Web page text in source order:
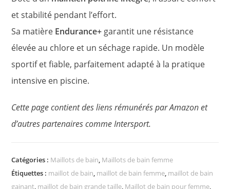
et stabilité pendant l’effort.
Sa matière Endurance+ garantit une résistance
élevée au chlore et un séchage rapide. Un modèle
sportif et fiable, parfaitement adapté à la pratique
intensive en piscine.
Cette page contient des liens rémunérés par Amazon et
d’autres partenaires comme Intersport.
Catégories : Maillots de bain, Maillots de bain femme
Étiquettes : maillot de bain, maillot de bain femme, maillot de bain
gainant, maillot de bain grande taille, Maillot de bain pour femme,